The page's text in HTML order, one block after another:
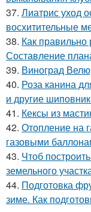
37. Лиатрис уход
восхитительные
38. Как правильно
Составление
39. Виноград
40. Роза канина
и другие
41. Кексы из
42. Отопление на
газовыми
43. Чтоб
земельного
44. Подготовка
зиме. Как